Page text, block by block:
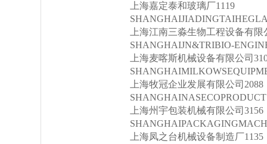
上海嘉定泰和玻璃厂1119
上海江南三淼生物工程设备有限
SHANGHAIJN&TRIBIO-
上海麦喀斯机械设备有限公司
上海牧冠企业发展有限公司2088
上海州宇包装机械有限公司3156
上海凤之台机械设备制造厂1135